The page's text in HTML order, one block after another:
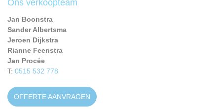
Ons verkoopteam
Jan Boonstra
Sander Albertsma
Jeroen Dijkstra
Rianne Feenstra
Jan Procée
T: 0515 532 778
OFFERTE AANVRAGEN